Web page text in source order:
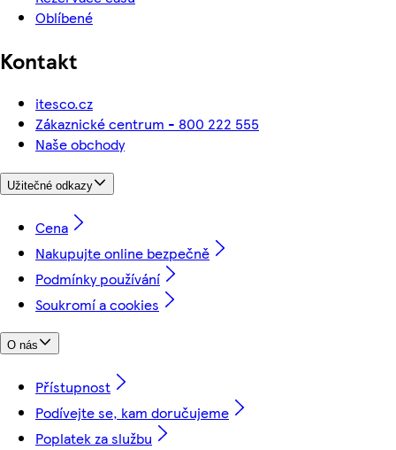
Oblíbené
Kontakt
itesco.cz
Zákaznické centrum - 800 222 555
Naše obchody
Užitečné odkazy
Cena
Nakupujte online bezpečně
Podmínky používání
Soukromí a cookies
O nás
Přístupnost
Podívejte se, kam doručujeme
Poplatek za službu